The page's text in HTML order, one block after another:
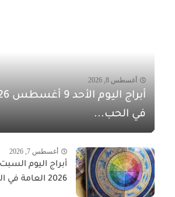
أغسطس 8, 2026
في الحب...
أغسطس 7, 2026
2026 العامة في الحب والعمل...